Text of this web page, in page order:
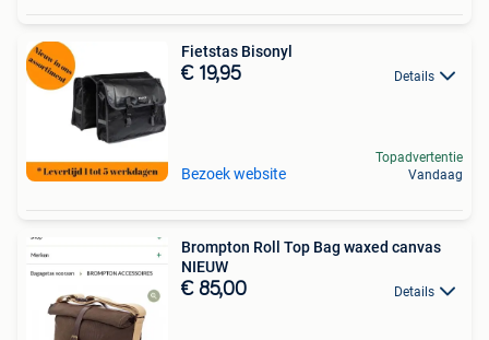
Fietstas Bisonyl
€ 19,95 Details
Bezoek website
Topadvertentie
Vandaag
Brompton Roll Top Bag waxed canvas
NIEUW
€ 85,00 Details